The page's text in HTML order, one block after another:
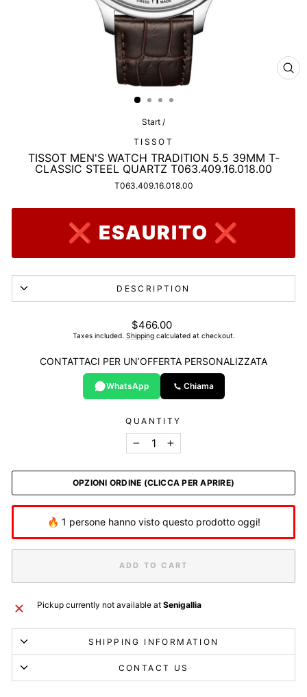
Start /
TISSOT
TISSOT MEN'S WATCH TRADITION 5.5 39MM T-
CLASSIC STEEL QUARTZ T063.409.16.018.00
T063.409.16.018.00
❌ ESAURITO ❌
DESCRIPTION
List
price
$466.00
Taxes included. Shippingcalculated at checkout.
CONTATTACI PER UN’OFFERTA PERSONALIZZATA
WhatsApp Chiama
QUANTITY
+
OPZIONI ORDINE (CLICCA PER APRIRE)
🔥 1 persone hanno visto questo prodotto oggi!
ADD TO CART
Pickup currently not available at Senigallia
SHIPPING INFORMATION
CONTACT US